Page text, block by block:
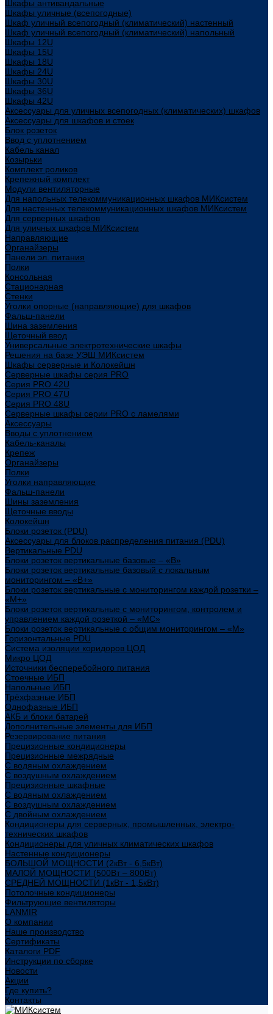
Шкафы антивандальные
Шкафы уличные (всепогодные)
Шкаф уличный всепогодный (климатический) настенный
Шкаф уличный всепогодный (климатический) напольный
Шкафы 12U
Шкафы 15U
Шкафы 18U
Шкафы 24U
Шкафы 30U
Шкафы 36U
Шкафы 42U
Аксессуары для уличных всепогодных (климатических) шкафов
Аксессуары для шкафов и стоек
Блок розеток
Ввод с уплотнением
Кабель канал
Козырьки
Комплект роликов
Крепежный комплект
Модули вентиляторные
Для напольных телекоммуникационных шкафов МИКсистем
Для настенных телекоммуникационных шкафов МИКсистем
Для серверных шкафов
Для уличных шкафов МИКсистем
Направляющие
Органайзеры
Панели эл. питания
Полки
Консольная
Стационарная
Стенки
Уголки опорные (направляющие) для шкафов
Фальш-панели
Шина заземления
Щеточный ввод
Универсальные электротехнические шкафы
Решения на базе УЭШ МИКсистем
Шкафы серверные и Колокейшн
Серверные шкафы серия PRO
Серия PRO 42U
Серия PRO 47U
Серия PRO 48U
Серверные шкафы серии PRO с ламелями
Аксессуары
Вводы с уплотнением
Кабель-каналы
Крепеж
Органайзеры
Полки
Уголки направляющие
Фальш-панели
Шины заземления
Щеточные вводы
Колокейшн
Блоки розеток (PDU)
Аксессуары для блоков распределения питания (PDU)
Вертикальные PDU
Блоки розеток вертикальные базовые – «В»
Блоки розеток вертикальные базовый с локальным
мониторингом – «В+»
Блоки розеток вертикальные с мониторингом каждой розетки –
«М+»
Блоки розеток вертикальные с мониторингом, контролем и
управлением каждой розеткой – «МС»
Блоки розеток вертикальные с общим мониторингом – «М»
Горизонтальные PDU
Система изоляции коридоров ЦОД
Микро ЦОД
Источники бесперебойного питания
Стоечные ИБП
Напольные ИБП
Трёхфазные ИБП
Однофазные ИБП
АКБ и блоки батарей
Дополнительные элементы для ИБП
Резервирование питания
Прецизионные кондиционеры
Прецизионные межрядные
С водяным охлаждением
С воздушным охлаждением
Прецизионные шкафные
С водяным охлаждением
С воздушным охлаждением
С двойным охлаждением
Кондиционеры для серверных, промышленных, электро-
технических шкафов
Кондиционеры для уличных климатических шкафов
Настенные кондиционеры
БОЛЬШОЙ МОЩНОСТИ (2кВт - 6,5кВт)
МАЛОЙ МОЩНОСТИ (500Вт – 800Вт)
СРЕДНЕЙ МОЩНОСТИ (1кВт - 1,5кВт)
Потолочные кондиционеры
Фильтрующие вентиляторы
LANMIR
О компании
Наше производство
Сертификаты
Каталоги PDF
Инструкции по сборке
Новости
Акции
Где купить?
Контакты